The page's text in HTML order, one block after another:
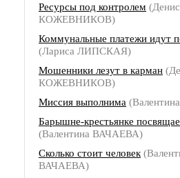
Ресурсы под контролем (Денис
КОЖЕВНИКОВ)
Коммунальные платежи идут
(Лариса ЛИПСКАЯ)
Мошенники лезут в карман
КОЖЕВНИКОВ)
Миссия выполнима
Барышне-крестьянке
(Валентина ВАЧАЕВА)
Сколько стоит человек
ВАЧАЕВА)